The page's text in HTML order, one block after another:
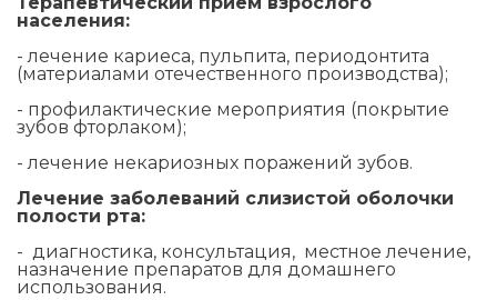
населения:
- лечение кариеса, пульпита, периодонтита
(материалами отечественного производства);
- профилактические мероприятия (покрытие
зубов фторлаком);
- лечение некариозных поражений зубов.
Лечение заболеваний слизистой оболочки
полости рта:
- диагностика, консультация, местное лечение,
назначение препаратов для домашнего
использования.